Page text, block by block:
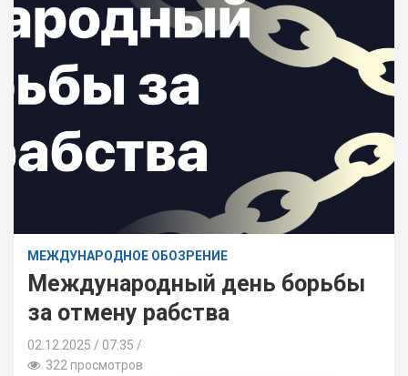
МЕЖДУНАРОДНОЕ ОБОЗРЕНИЕ
Международный день борьбы
за отмену рабства
02.12.2025
07:35 /
322 просмотров